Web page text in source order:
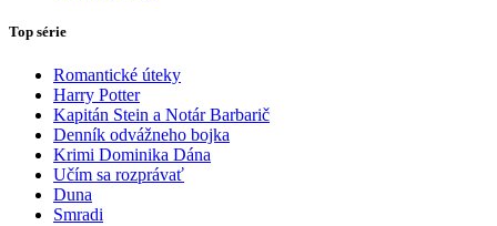
Top série
Romantické úteky
Harry Potter
Kapitán Stein a Notár Barbarič
Denník odvážneho bojka
Krimi Dominika Dána
Učím sa rozprávať
Duna
Smradi